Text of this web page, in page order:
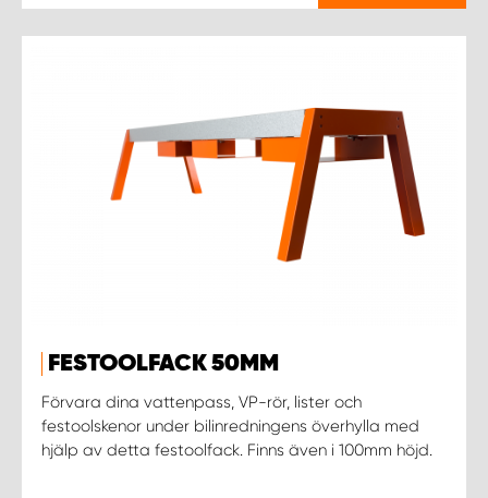
FESTOOLFACK 50MM
Förvara dina vattenpass, VP-rör, lister och
festoolskenor under bilinredningens överhylla med
hjälp av detta festoolfack. Finns även i 100mm höjd.